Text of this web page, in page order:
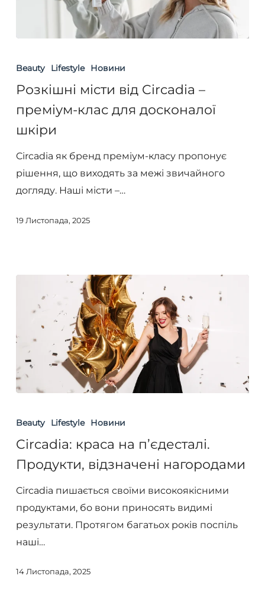
місти
Circadia
–
преміум-
клас
для
досконалої
Beauty Lifestyle Новини
Розкішні місти від Circadia –
преміум-клас для досконалої
шкіри
Circadia як бренд преміум-класу пропонує
рішення, що виходять за межі звичайного
догляду. Наші місти –…
19 Листопада, 2025
краса
п’єдесталі.
Продукти,
відзначені
нагородами
Beauty Lifestyle Новини
Circadia: краса на п’єдесталі.
Продукти, відзначені нагородами
Circadia пишається своїми високоякісними
продуктами, бо вони приносять видимі
результати. Протягом багатьох років поспіль
наші…
14 Листопада, 2025